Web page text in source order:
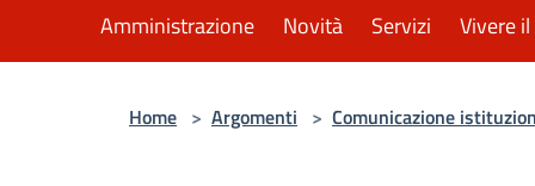
Amministrazione Novità Servizi Vivere
Home > Argomenti > Comunicazione